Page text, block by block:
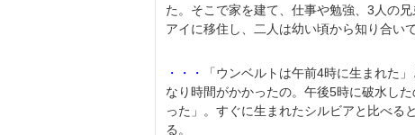
た。そこで家を建て、仕事や勉強、3人の
アイに移住し、二人は幼い頃から知り合い
・・・
「ウンベルトは午前4時に生まれた
なり時間がかかったの。午後5時に破水し
った」。すぐに生まれたシルビアと比べる
る。